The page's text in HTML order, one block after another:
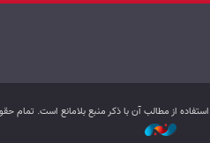
از مطالب آن با ذکر منبع بلامانع است.